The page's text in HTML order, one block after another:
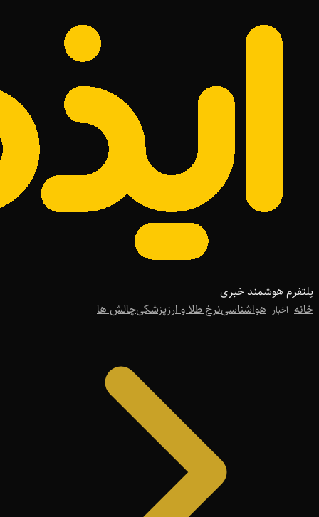
پلتفرم هوشمند خبری
خانه اخبار هواشناسینرخ طلا و ارزپزشکیچالش ها